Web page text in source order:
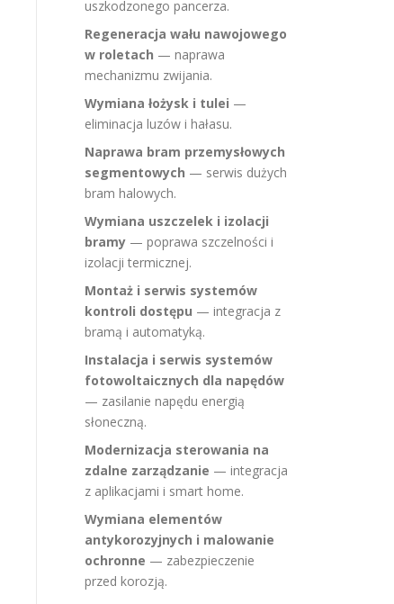
uszkodzonego pancerza.
Regeneracja wału nawojowego
w roletach — naprawa
mechanizmu zwijania.
Wymiana łożysk i tulei —
eliminacja luzów i hałasu.
Naprawa bram przemysłowych
segmentowych — serwis dużych
bram halowych.
Wymiana uszczelek i izolacji
bramy — poprawa szczelności i
izolacji termicznej.
Montaż i serwis systemów
kontroli dostępu — integracja z
bramą i automatyką.
Instalacja i serwis systemów
fotowoltaicznych dla napędów
— zasilanie napędu energią
słoneczną.
Modernizacja sterowania na
zdalne zarządzanie — integracja
z aplikacjami i smart home.
Wymiana elementów
antykorozyjnych i malowanie
ochronne — zabezpieczenie
przed korozją.